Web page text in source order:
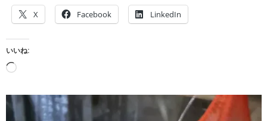
X Facebook LinkedIn
いいね:
読
込